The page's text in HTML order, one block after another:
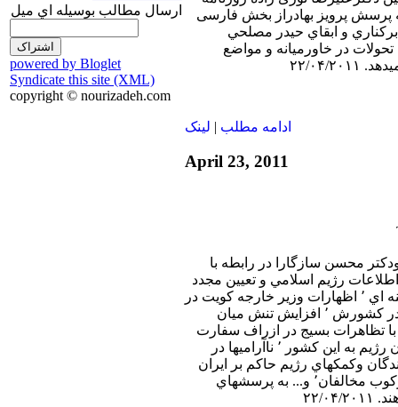
ارسال مطالب بوسيله اي ميل
powered by Bloglet
Syndicate this site (XML)
copyright © nourizadeh.com
پرسش پرويز بهادراز بخش فارسی
و ابقاي حيدر مصلحي
در خاورميانه و مواضع
ادامه مطلب | لينک
April 23, 2011
عليرضا نوری زاده٬ ودكتر محسن سازگارا در رابطه با
رژيم اسلامي و تعيين مجدد
او به وسيله سيدعلي خامنه اي ٬ اظهارات وزير خارجه كويت در
باره شبكه تجسس ايران در كشورش ٬ افزايش تنش ميان
تظاهرات بسيج در ازراف سفارت
سعودي و حملات مسئولان رژيم به اين كشور ٬ ناآراميها در
وكمكهاي رژيم حاكم بر ايران
به دولت سوريه جهت سركوب مخالفان٬ و... به پرسشهاي